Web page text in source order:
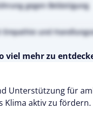
gegen Belästigung
Empathie und
viel mehr zu
testen
Unterstützung für
Klima aktiv zu fördern.